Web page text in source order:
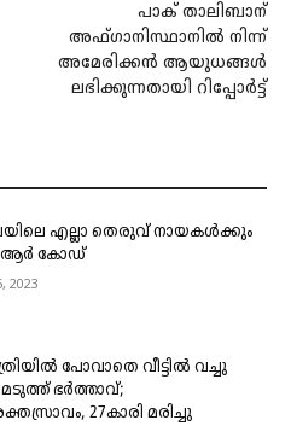
പാക് താലിബാന്
അഫ്ഗാനിസ്ഥാനില്‍ നിന്ന്
അമേരിക്കന്‍ ആയുധങ്ങള്‍
ലഭിക്കുന്നതായി റിപ്പോര്‍ട്ട്
എല്ലാ തെരുവ് നായകൾക്കും
കോഡ്
2023
പോവാതെ വീട്ടിൽ വച്ചു
ഭർത്താവ്;
27കാരി മരിച്ചു